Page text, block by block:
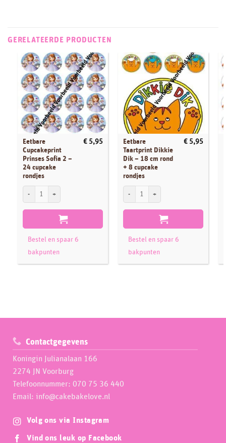
GERELATEERDE PRODUCTEN
Eetbare
Cupcakeprint
Prinses Sofia 2 –
24 cupcake
rondjes
€ 5,95
Eetbare Cupcakeprint Prinses Sofia 2 - 24 cupcake rondjes aantal
Bestel en spaar 6
bakpunten
Eetbare
Taartprint Dikkie
Dik – 18 cm rond
+ 8 cupcake
rondjes
€ 5,95
Eetbare Taartprint Dikkie Dik - 18 cm
Bestel en spaar 6
bakpunten
Contactgegevens
Koningin Julianalaan 166
2274 JN Voorburg
Telefoonnummer: 070 75 36 440
Email: info@cakebakelove.nl
Volg ons via Instagram
Vind ons leuk op Facebook